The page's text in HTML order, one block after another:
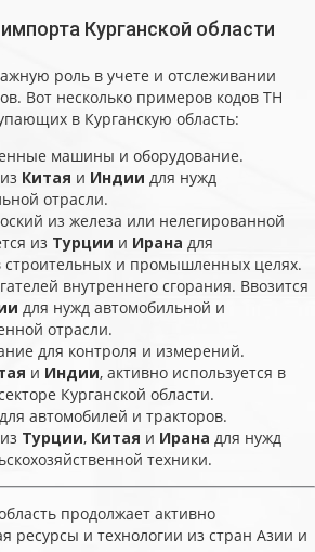
Курганской области
роль в учете и отслеживании
Вот несколько примеров кодов ТН
в Курганскую область:
машины и оборудование.
Китая и Индии для нужд
отрасли.
из железа или нелегированной
из Турции и Ирана для
строительных и промышленных целях.
внутреннего сгорания. Ввозится
для нужд автомобильной и
отрасли.
для контроля и измерений.
и Индии, активно используется в
Курганской области.
автомобилей и тракторов.
Турции, Китая и Ирана для нужд
техники.
продолжает активно
ресурсы и технологии из стран Азии и